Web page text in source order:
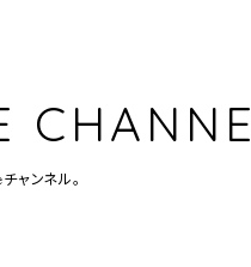
ャンネル。